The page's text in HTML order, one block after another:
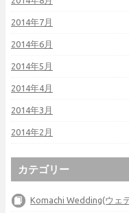
2014年7月
2014年6月
2014年5月
2014年4月
2014年3月
2014年2月
カテゴリー
Komachi Wedding(ウェ